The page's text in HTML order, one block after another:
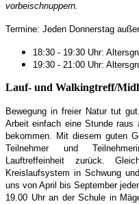
vorbeischnuppern.
Termine: Jeden Donnerstag
18:30 - 19:30 Uhr:
19:30 - 21:00 Uhr:
Lauf- und Walkingtreff/
Bewegung in freier Natur tut
Arbeit einfach eine Stunde raus
bekommen. Mit diesem guten
Teilnehmer und
Lauftreffeinheit zurück.
Kreislaufsystem in Schwung
uns von April bis September
19.00 Uhr an der Schule in